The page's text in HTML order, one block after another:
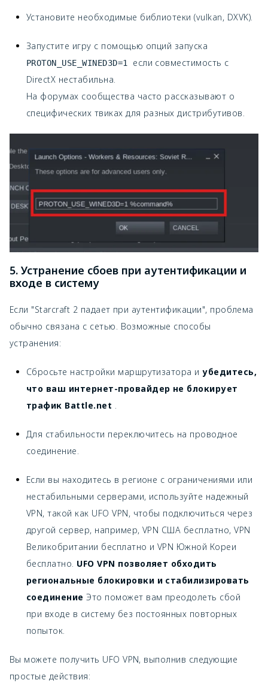
Установите необходимые библиотеки (vulkan, DXVK).
Запустите игру с помощью опций запуска
PROTON_USE_WINED3D=1 если совместимость с
DirectX нестабильна.
На форумах сообщества часто рассказывают о
специфических твиках для разных дистрибутивов.
5. Устранение сбоев при аутентификации и
входе в систему
Если "Starcraft 2 падает при аутентификации", проблема
обычно связана с сетью. Возможные способы
устранения:
Сбросьте настройки маршрутизатора иубедитесь,
что ваш интернет-провайдер не блокирует
трафик Battle.net
Для стабильности переключитесь на проводное
соединение.
Если вы находитесь в регионе с ограничениями или
нестабильными серверами, используйте надежный
VPN, такой как UFO VPN, чтобы подключиться через
другой сервер, например, VPN США бесплатно, VPN
Великобритании бесплатно и VPN Южной Кореи
бесплатно. UFO VPN позволяет обходить
региональные блокировки и стабилизировать
соединениеЭто поможет вам преодолеть сбой
при входе в систему без постоянных повторных
попыток.
Вы можете получить UFO VPN, выполнив следующие
простые действия: